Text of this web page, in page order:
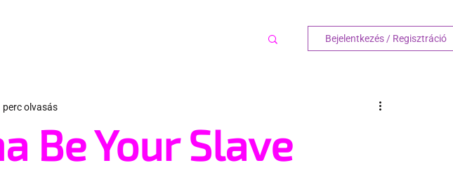
Bejelentkezés / Regisztráció
Be Your Slave
perc olvasás